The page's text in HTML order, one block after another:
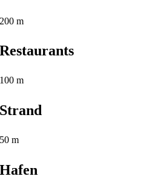
200 m
Restaurants
100 m
Strand
50 m
Hafen